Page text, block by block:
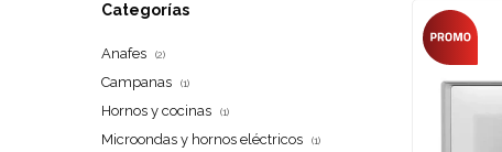
Categorías
Anafes (2)
Campanas (1)
Hornos y cocinas (1)
Microondas y hornos eléctricos (1)